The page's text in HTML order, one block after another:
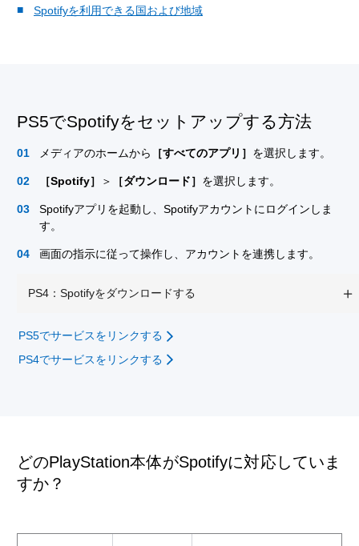
Spotifyを利用できる国および地域
PS5でSpotifyをセットアップする方法
メディアのホームから ［すべてのアプリ］ を選択します。
［Spotify］ ＞ ［ダウンロード］ を選択します。
Spotifyアプリを起動し、Spotifyアカウントにログインしま
す。
画面の指示に従って操作し、アカウントを連携します。
PS4：Spotifyをダウンロードする
PS5でサービスをリンクする
PS4でサービスをリンクする
どのPlayStation本体がSpotifyに対応していま
すか？